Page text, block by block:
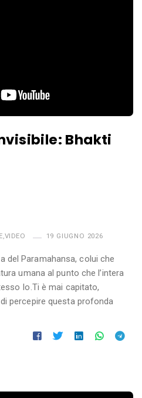
Bhakti
,VIDEO 19 GIUGNO 2026
del Paramahansa, colui che
umana al punto che l’intera
Io.Ti è mai capitato,
percepire questa profonda